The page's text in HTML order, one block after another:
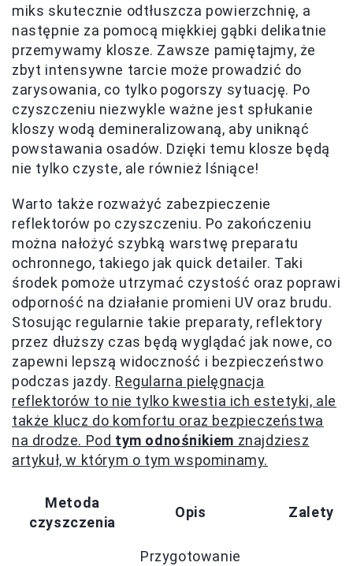
miks skutecznie odtłuszcza powierzchnię, a
następnie za pomocą miękkiej gąbki delikatnie
przemywamy klosze. Zawsze pamiętajmy, że
zbyt intensywne tarcie może prowadzić do
zarysowania, co tylko pogorszy sytuację. Po
czyszczeniu niezwykle ważne jest spłukanie
kloszy wodą demineralizowaną, aby uniknąć
powstawania osadów. Dzięki temu klosze będą
nie tylko czyste, ale również lśniące!
Warto także rozważyć zabezpieczenie
reflektorów po czyszczeniu. Po zakończeniu
można nałożyć szybką warstwę preparatu
ochronnego, takiego jak quick detailer. Taki
środek pomoże utrzymać czystość oraz poprawi
odporność na działanie promieni UV oraz brudu.
Stosując regularnie takie preparaty, reflektory
przez dłuższy czas będą wyglądać jak nowe, co
zapewni lepszą widoczność i bezpieczeństwo
podczas jazdy. Regularna pielęgnacja
reflektorów to nie tylko kwestia ich estetyki, ale
także klucz do komfortu oraz bezpieczeństwa
na drodze. Pod tym odnośnikiem znajdziesz
artykuł, w którym o tym wspominamy.
Metoda
czyszczenia
Opis Zalety
Przygotowanie